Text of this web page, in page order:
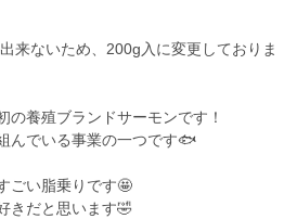
来ないため、200g入に変更しておりま
の養殖ブランドサーモンです！
んでいる事業の一つです🐟
ごい脂乗りです🤩
きだと思います🤣